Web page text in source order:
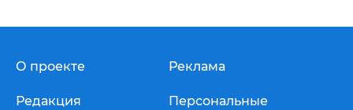
О проекте
Редакция
Реклама
Персональные